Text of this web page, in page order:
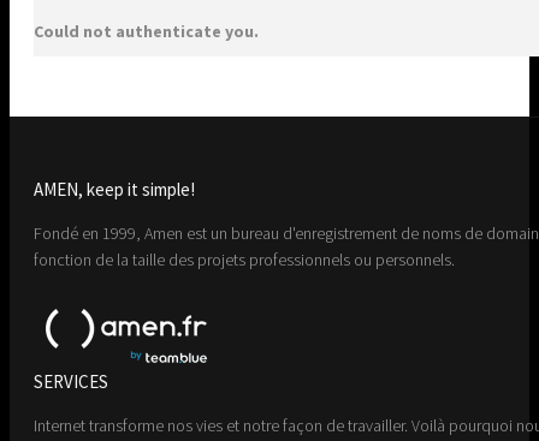
Could not authenticate you.
AMEN, keep it simple!
Fondé en 1999, Amen est un bureau d'enregistrement de noms de
fonction de la taille des projets professionnels ou personnels.
SERVICES
Internet transforme nos vies et notre façon de travailler. Voilà pourquoi